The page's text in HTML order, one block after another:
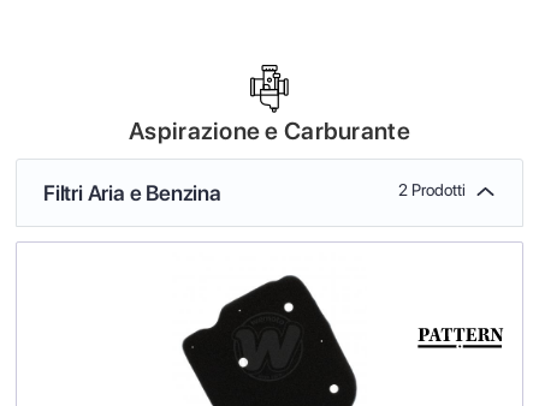
Aspirazione e Carburante
Filtri Aria e Benzina 2 Prodotti